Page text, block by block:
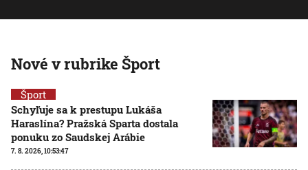
Nové v rubrike Šport
Šport
Schyľuje sa k prestupu Lukáša
Haraslína? Pražská Sparta dostala
ponuku zo Saudskej Arábie
7. 8. 2026, 10:53:47